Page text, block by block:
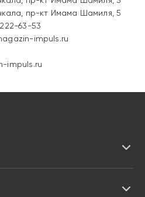
пр-кт Имама Шамиля, 5
63-53
impuls.ru
impuls.ru